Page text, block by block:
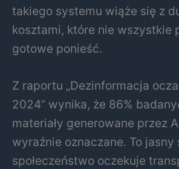
takiego systemu wiąże się z
kosztami, które nie wszystkie
gotowe ponieść.
Z raportu „Dezinformacja
2024” wynika, że 86%
materiały generowane przez
wyraźnie oznaczane. To jasny
społeczeństwo oczekuje